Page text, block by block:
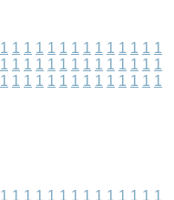
1 1 1 1 1 1 1 1 1 1 1 1 1 1
1 1 1 1 1 1 1 1 1 1 1 1 1 1
1 1 1 1 1 1 1 1 1 1 1 1 1 1
1 1 1 1 1 1 1 1 1 1 1 1 1 1